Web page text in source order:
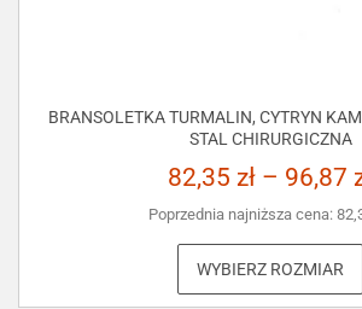
BRANSOLETKA TURMALIN, CYTRYN
STAL CHIRURGICZNA
82,35 zł – 96,87
Poprzednia najniższa cena:
WYBIERZ ROZMIAR